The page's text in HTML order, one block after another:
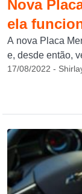
Nova
ela
A nova Placa
e, desde então,
17/08/2022 -